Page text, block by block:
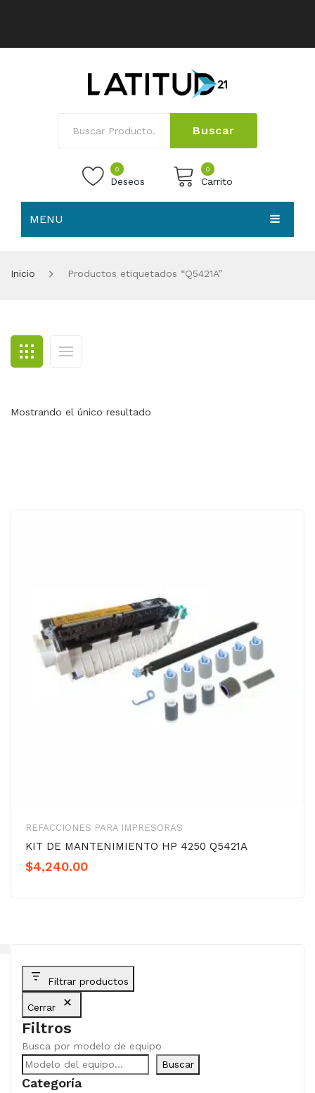
Buscar
0
Deseos
0
Carrito
MENU
BLOG
CONTACTO
Inicio Productos etiquetados “Q5421A”
Mostrando el único resultado
REFACCIONES PARA IMPRESORAS
KIT DE MANTENIMIENTO HP 4250 Q5421A
$4,240.00
Filtrar productos
Cerrar
Filtros
Busca por modelo de equipo
Buscar
Categoría